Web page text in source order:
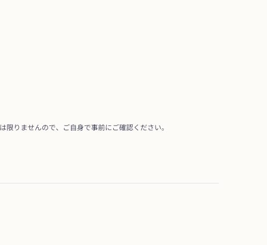
限りませんので、ご自身で事前にご確認ください。